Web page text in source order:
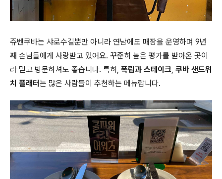
쥬벤쿠바는 샤로수길뿐만 아니라 연남에도 매장을 운영하며 9년
째 손님들에게 사랑받고 있어요. 꾸준히 높은 평가를 받아온 곳이
라 믿고 방문하셔도 좋습니다. 특히, 폭립과 스테이크, 쿠바 샌드위
치 플래터는 많은 사람들이 추천하는 메뉴랍니다.